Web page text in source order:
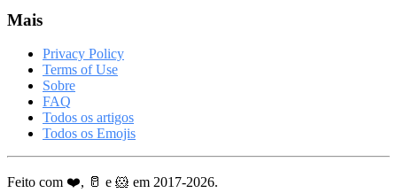
Mais
Privacy Policy
Terms of Use
Sobre
FAQ
Todos os artigos
Todos os Emojis
Feito com ❤️, 🥛 e 🐹 em 2017-2026.